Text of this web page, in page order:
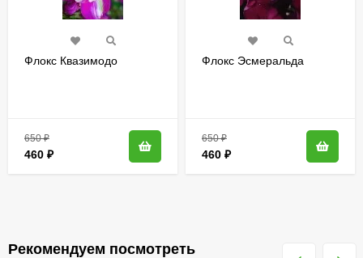
Флокс Квазимодо
650₽
460 ₽
Флокс Эсмеральда
650₽
460 ₽
Рекомендуем посмотреть